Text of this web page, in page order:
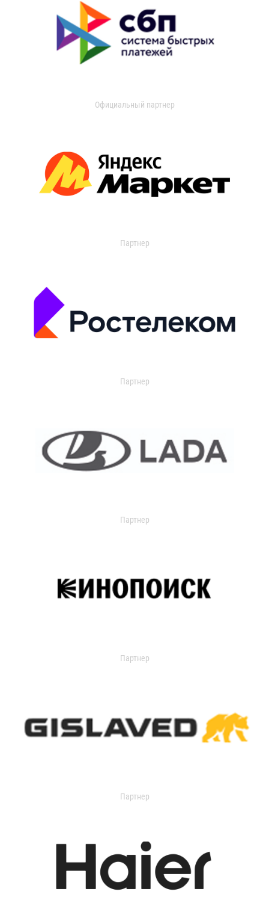
Официальный партнер
Партнер
Партнер
Партнер
Партнер
Партнер